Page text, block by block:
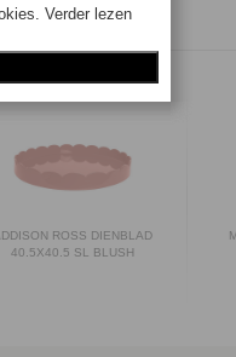
ROSS DIENBLAD
40.5X40.5 SL BLUSH